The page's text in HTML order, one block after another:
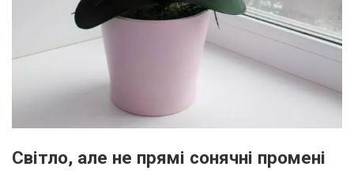
Світло, але не прямі сонячні промені